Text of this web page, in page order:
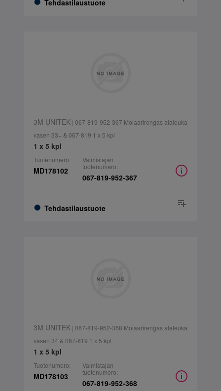
Tehdastilaustuote
3M UNITEK| 067-819-952-367 Molaarirengas alaleuka
vasen 33+ & 067-819 1 x 5 kpl
1 x 5 kpl
Tuotenumero:
MD178102
Tehdastilaustuote
Valmistajan
tuotenumero:
067-819-952-367
3M UNITEK| 067-819-952-368 Molaarirengas alaleuka
vasen 34 & 067-819 1 x 5 kpl
1 x 5 kpl
Tuotenumero:
MD178103
Valmistajan
tuotenumero:
067-819-952-368